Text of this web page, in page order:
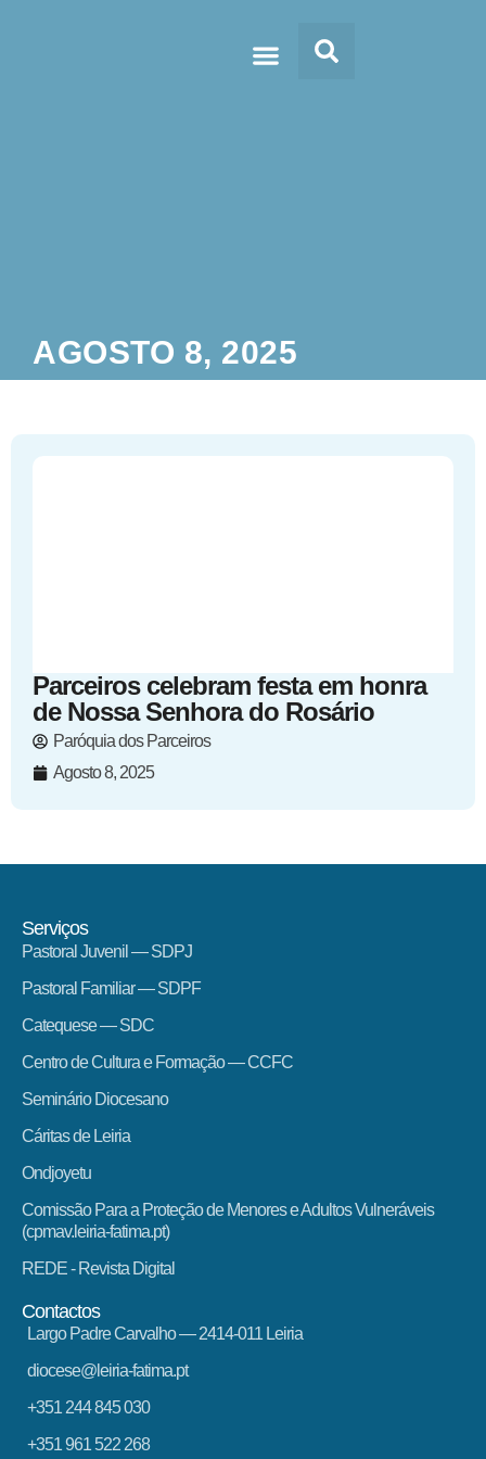
AGOSTO 8, 2025
Parceiros celebram festa em honra
de Nossa Senhora do Rosário
Paróquia dos Parceiros
Agosto 8, 2025
Serviços
Pastoral Juvenil — SDPJ
Pastoral Familiar — SDPF
Catequese — SDC
Centro de Cultura e Formação — CCFC
Seminário Diocesano
Cáritas de Leiria
Ondjoyetu
Comissão Para a Proteção de Menores e Adultos Vulneráveis
(cpmav.leiria-fatima.pt)
REDE - Revista Digital
Contactos
Largo Padre Carvalho — 2414-011 Leiria
diocese@leiria-fatima.pt
+351 244 845 030
+351 961 522 268